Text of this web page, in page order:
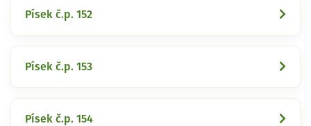
Písek č.p. 152
Písek č.p. 153
Písek č.p. 154